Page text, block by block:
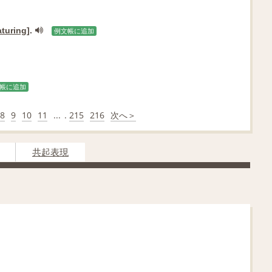
]. 例文帳に追加
に追加
8 9 10 11 ... . 215 216 次へ＞
共起表現